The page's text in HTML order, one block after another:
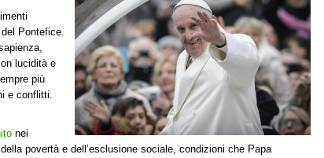
Pontefice.
lucidità e
più
e conflitti.
nei
povertà e dell’esclusione sociale, condizioni che Papa